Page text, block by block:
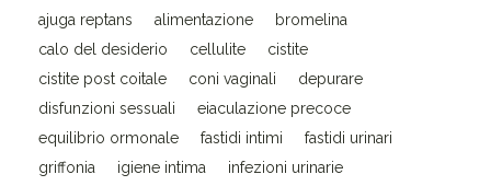
ajuga reptans alimentazione
bromelina
calo del desiderio
cellulite
cistite
cistite post coitale
coni vaginali
depurare
disfunzioni sessuali
eiaculazione precoce
equilibrio ormonale
fastidi intimi
fastidi urinari
griffonia
igiene intima
infezioni urinarie